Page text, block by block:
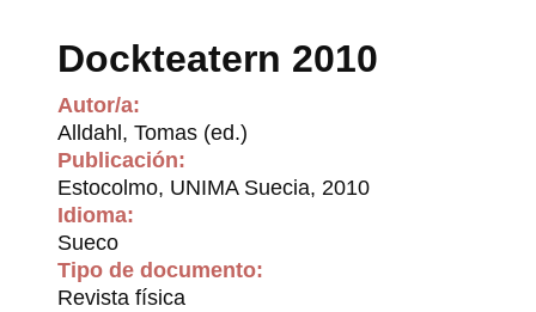
Dockteatern 2010
Autor/a:
Alldahl, Tomas (ed.)
Publicación:
Estocolmo, UNIMA Suecia, 2010
Idioma:
Sueco
Tipo de documento:
Revista física